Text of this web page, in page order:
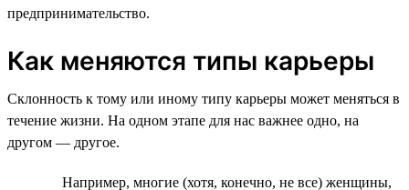
предпринимательство.
Как меняются типы карьеры
Склонность к тому или иному типу карьеры может меняться в
течение жизни. На одном этапе для нас важнее одно, на
другом — другое.
Например, многие (хотя, конечно, не все) женщины,